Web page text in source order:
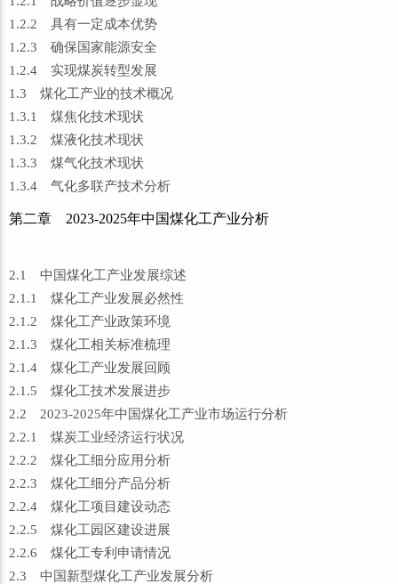
1.2.2 具有一定成本优势
1.2.3 确保国家能源安全
1.2.4 实现煤炭转型发展
1.3 煤化工产业的技术概况
1.3.1 煤焦化技术现状
1.3.2 煤液化技术现状
1.3.3 煤气化技术现状
1.3.4 气化多联产技术分析
第二章 2023-2025年中国煤化工产业分析
2.1 中国煤化工产业发展综述
2.1.1 煤化工产业发展必然性
2.1.2 煤化工产业政策环境
2.1.3 煤化工相关标准梳理
2.1.4 煤化工产业发展回顾
2.1.5 煤化工技术发展进步
2.2 2023-2025年中国煤化工产业市场运行分析
2.2.1 煤炭工业经济运行状况
2.2.2 煤化工细分应用分析
2.2.3 煤化工细分产品分析
2.2.4 煤化工项目建设动态
2.2.5 煤化工园区建设进展
2.2.6 煤化工专利申请情况
2.3 中国新型煤化工产业发展分析